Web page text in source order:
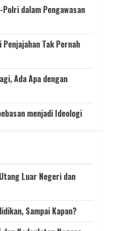
dalam Pengawasan
Tak Pernah
Ada Apa dengan
menjadi Ideologi
Utang Luar Negeri dan
Sampai Kapan?